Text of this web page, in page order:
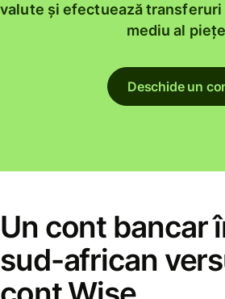
valute și efectuează transferuri
mediu al
Deschide un
Un cont bancar
sud-african